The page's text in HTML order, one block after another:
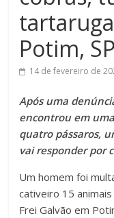
Potim, SP
14 de fevereiro de
Após uma
encontrou em
quatro pássaros,
vai responder por
Um homem foi
cativeiro 15
Frei Galvão em